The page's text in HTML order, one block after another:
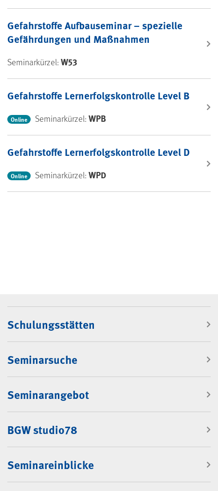
Gefahrstoffe Aufbauseminar – spezielle
Gefährdungen und Maßnahmen
Seminarkürzel: W53
Gefahrstoffe Lernerfolgskontrolle Level B
Online Seminarkürzel:WPB
Gefahrstoffe Lernerfolgskontrolle Level D
Online Seminarkürzel:WPD
Schulungsstätten
Seminarsuche
Seminarangebot
BGW studio78
Seminareinblicke